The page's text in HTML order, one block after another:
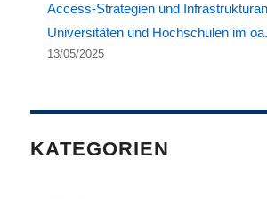
Access-Strategien und
Universitäten und Hochschulen im
13/05/2025
KATEGORIEN